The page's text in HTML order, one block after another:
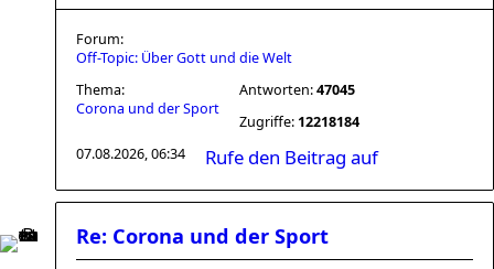
Forum:
Off-Topic: Über Gott und die Welt
Thema:
Corona und der Sport
Antworten:47045
Zugriffe: 12218184
07.08.2026, 06:34
Rufe den Beitrag auf
Re: Corona und der Sport